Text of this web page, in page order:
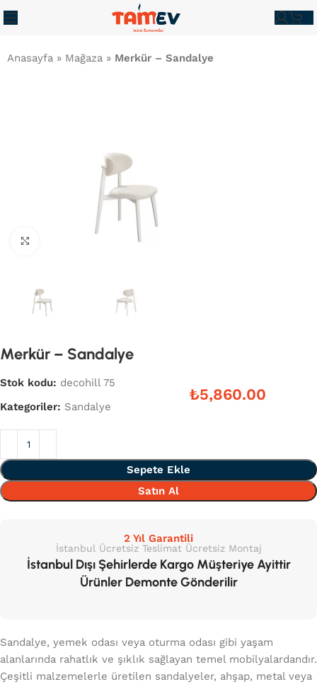
Anasayfa » Mağaza » Merkür – Sandalye
Büyütmek İçin Tıklayın
Merkür – Sandalye
Stok kodu: decohill 75
Kategoriler: Sandalye
₺
Sepete Ekle
Satın Al
2 Yıl Garantili
İstanbul Ücretsiz Teslimat Ücretsiz Montaj
İstanbul Dışı Şehirlerde Kargo Müşteriye Ayittir
Ürünler Demonte Gönderilir
Sandalye, yemek odası veya oturma odası gibi yaşam
alanlarında rahatlık ve şıklık sağlayan temel mobilyalardandır.
Çeşitli malzemelerle üretilen sandalyeler, ahşap, metal veya